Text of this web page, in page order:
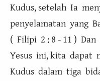
Kudus, setelah Ia
penyelamatan yang
( Filipi 2 : 8 - 11 )
Yesus ini, kita dapat
Kudus dalam tiga